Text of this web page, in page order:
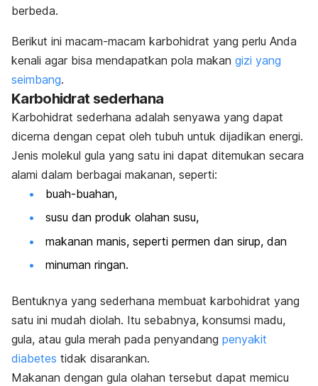
berbeda.
Berikut ini macam-macam karbohidrat yang perlu Anda
kenali agar bisa mendapatkan pola makan gizi yang
seimbang.
Karbohidrat sederhana
Karbohidrat sederhana adalah senyawa yang dapat
dicerna dengan cepat oleh tubuh untuk dijadikan energi.
Jenis molekul gula yang satu ini dapat ditemukan secara
alami dalam berbagai makanan, seperti:
buah-buahan,
susu dan produk olahan susu,
makanan manis, seperti permen dan sirup, dan
minuman ringan.
Bentuknya yang sederhana membuat karbohidrat yang
satu ini mudah diolah. Itu sebabnya, konsumsi madu,
gula, atau gula merah pada penyandang penyakit
diabetes tidak disarankan.
Makanan dengan gula olahan tersebut dapat memicu